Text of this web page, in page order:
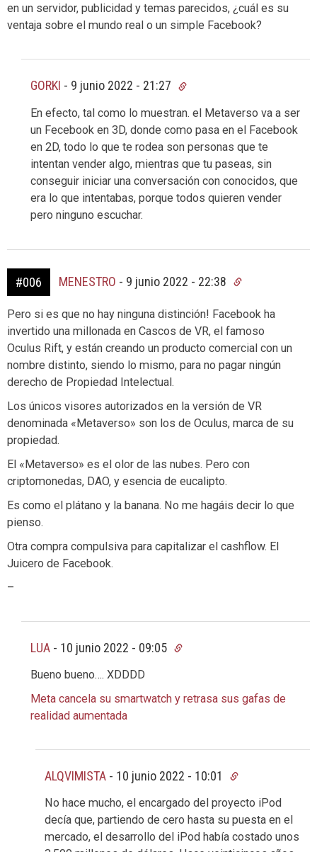
en un servidor, publicidad y temas parecidos, ¿cuál es su
ventaja sobre el mundo real o un simple Facebook?
GORKI - 9 junio 2022 - 21:27
En efecto, tal como lo muestran. el Metaverso va a ser
un Fecebook en 3D, donde como pasa en el Facebook
en 2D, todo lo que te rodea son personas que te
intentan vender algo, mientras que tu paseas, sin
conseguir iniciar una conversación con conocidos, que
era lo que intentabas, porque todos quieren vender
pero ninguno escuchar.
#006 MENESTRO - 9 junio 2022 - 22:38
Pero si es que no hay ninguna distinción! Facebook ha
invertido una millonada en Cascos de VR, el famoso
Oculus Rift, y están creando un producto comercial con un
nombre distinto, siendo lo mismo, para no pagar ningún
derecho de Propiedad Intelectual.
Los únicos visores autorizados en la versión de VR
denominada «Metaverso» son los de Oculus, marca de su
propiedad.
El «Metaverso» es el olor de las nubes. Pero con
criptomonedas, DAO, y esencia de eucalipto.
Es como el plátano y la banana. No me hagáis decir lo que
pienso.
Otra compra compulsiva para capitalizar el cashflow. El
Juicero de Facebook.
–
LUA - 10 junio 2022 - 09:05
Bueno bueno…. XDDDD
Meta cancela su smartwatch y retrasa sus gafas de
realidad aumentada
ALQVIMISTA - 10 junio 2022 - 10:01
No hace mucho, el encargado del proyecto iPod
decía que, partiendo de cero hasta su puesta en el
mercado, el desarrollo del iPod había costado unos